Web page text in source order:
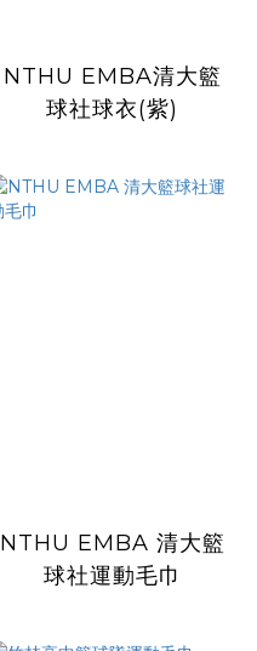
NTHU EMBA清大籃
球社球衣(紫)
NTHU EMBA 清大籃
球社運動毛巾